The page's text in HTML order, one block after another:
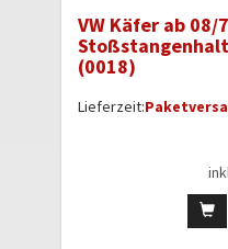
VW Käfer ab
(0018)
Lieferzeit: